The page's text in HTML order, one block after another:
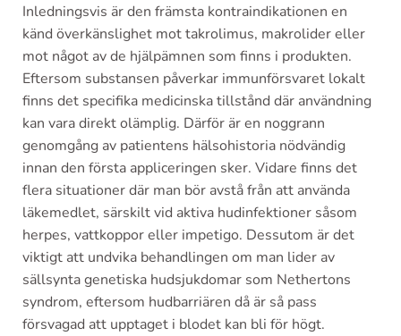
Inledningsvis är den främsta kontraindikationen en
känd överkänslighet mot takrolimus, makrolider eller
mot något av de hjälpämnen som finns i produkten.
Eftersom substansen påverkar immunförsvaret lokalt
finns det specifika medicinska tillstånd där användning
kan vara direkt olämplig. Därför är en noggrann
genomgång av patientens hälsohistoria nödvändig
innan den första appliceringen sker. Vidare finns det
flera situationer där man bör avstå från att använda
läkemedlet, särskilt vid aktiva hudinfektioner såsom
herpes, vattkoppor eller impetigo. Dessutom är det
viktigt att undvika behandlingen om man lider av
sällsynta genetiska hudsjukdomar som Nethertons
syndrom, eftersom hudbarriären då är så pass
försvagad att upptaget i blodet kan bli för högt.